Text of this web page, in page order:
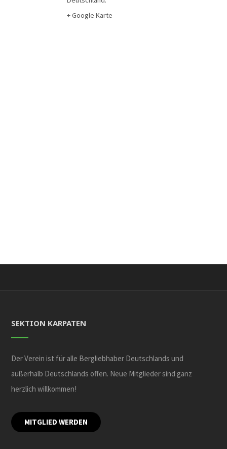
+ Google Karte
SEKTION KARPATEN
Der Verein ist für alle Bergliebhaber Deutschlands und
außerhalb Deutschlands offen. Neue Mitglieder sind ganz
herzlich willkommen!
MITGLIED WERDEN